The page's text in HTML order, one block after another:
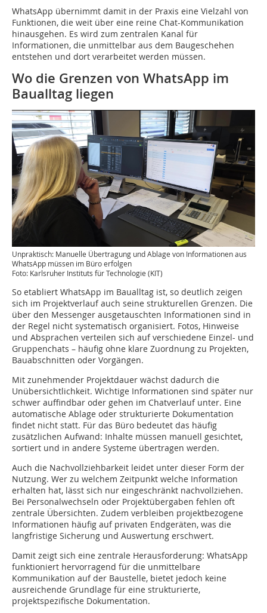
WhatsApp übernimmt damit in der Praxis eine Vielzahl von
Funktionen, die weit über eine reine Chat-Kommunikation
hinausgehen. Es wird zum zentralen Kanal für
Informationen, die unmittelbar aus dem Baugeschehen
entstehen und dort verarbeitet werden müssen.
Wo die Grenzen von WhatsApp im
Baualltag liegen
Unpraktisch: Manuelle Übertragung und Ablage von Informationen aus
WhatsApp müssen im Büro erfolgen
Foto: Karlsruher Instituts für Technologie (KIT)
So etabliert WhatsApp im Baualltag ist, so deutlich zeigen
sich im Projektverlauf auch seine strukturellen Grenzen. Die
über den Messenger ausgetauschten Informationen sind in
der Regel nicht systematisch organisiert. Fotos, Hinweise
und Absprachen verteilen sich auf verschiedene Einzel- und
Gruppenchats – häufig ohne klare Zuordnung zu Projekten,
Bauabschnitten oder Vorgängen.
Mit zunehmender Projektdauer wächst dadurch die
Unübersichtlichkeit. Wichtige Informationen sind später nur
schwer auffindbar oder gehen im Chatverlauf unter. Eine
automatische Ablage oder strukturierte Dokumentation
findet nicht statt. Für das Büro bedeutet das häufig
zusätzlichen Aufwand: Inhalte müssen manuell gesichtet,
sortiert und in andere Systeme übertragen werden.
Auch die Nachvollziehbarkeit leidet unter dieser Form der
Nutzung. Wer zu welchem Zeitpunkt welche Information
erhalten hat, lässt sich nur eingeschränkt nachvollziehen.
Bei Personalwechseln oder Projektübergaben fehlen oft
zentrale Übersichten. Zudem verbleiben projektbezogene
Informationen häufig auf privaten Endgeräten, was die
langfristige Sicherung und Auswertung erschwert.
Damit zeigt sich eine zentrale Herausforderung: WhatsApp
funktioniert hervorragend für die unmittelbare
Kommunikation auf der Baustelle, bietet jedoch keine
ausreichende Grundlage für eine strukturierte,
projektspezifische Dokumentation.